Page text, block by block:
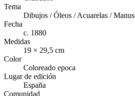
Tema
Dibujos / Óleos / Acuarelas /
Fecha
c. 1880
Medidas
19 × 29,5 cm
Color
Coloreado epoca
Lugar de edición
España
Comunidad